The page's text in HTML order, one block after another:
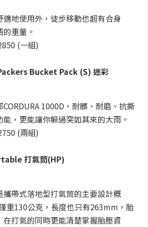
適地使用外，徒步移動也超有合身
重量。
(一組)
Bucket Pack (S) 迷彩
1000D，耐髒、耐磨、抗撕
，更能讓你躲過突如其來的大雨。
(兩組)
打氣筒(HP)
攜帶式落地型打氣筒的主要設計概
重130公克，長度也只有263mm，胎
打氣的同時更能清楚掌握胎壓資